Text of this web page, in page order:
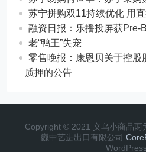
苏宁拼购双11持续优化 用
融资日报：乐播投屏获Pre-
老“鸭王”失宠
零售晚报：康恩贝关于控股
质押的公告
Copyright © 2021 义乌小商品两
巍中艺进出口有限公司